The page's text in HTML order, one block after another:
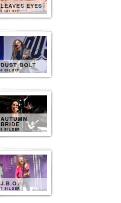
LEAVES EYES
9 BILDER
DUST BOLT
8 BILDER
AUTUMN
BRIDE
8 BILDER
J.B.O.
7 BILDER